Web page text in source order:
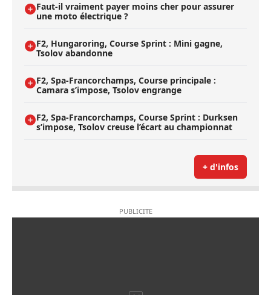
Faut-il vraiment payer moins cher pour assurer
une moto électrique ?
F2, Hungaroring, Course Sprint : Mini gagne,
Tsolov abandonne
F2, Spa-Francorchamps, Course principale :
Camara s’impose, Tsolov engrange
F2, Spa-Francorchamps, Course Sprint : Durksen
s’impose, Tsolov creuse l’écart au championnat
+ d'infos